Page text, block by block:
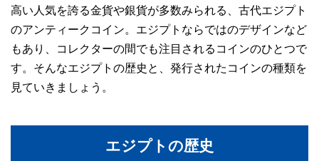
高い人気を誇る金貨や銀貨が多数みられる、古代エジプト
のアンティークコイン。エジプトならではのデザインなど
もあり、コレクターの間でも注目されるコインのひとつで
す。そんなエジプトの歴史と、発行されたコインの種類を
見ていきましょう。
エジプトの歴史